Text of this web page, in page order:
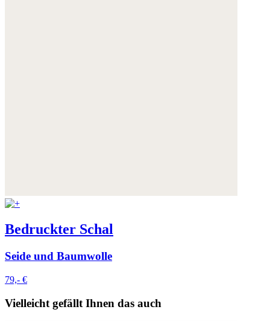
Bedruckter Schal
Seide und Baumwolle
79,- €
Vielleicht gefällt Ihnen das auch